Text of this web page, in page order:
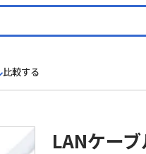
比較する
LANケー